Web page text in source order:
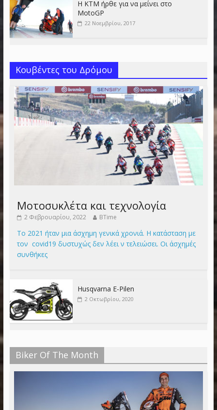
Η KTM ήρθε για να μείνει στο
MotoGP
22 Νοεμβρίου, 2017
Κουβέντες του Δρόμου
Μοτοσυκλέτα και τεχνολογία
2 Φεβρουαρίου, 2022 BTime
Το 2021 ήταν μια άσχημη γενικά χρονιά. Η κατάσταση με
τον covid19 δυστυχώς δεν λέει ν τελειώσει. Οι άσχημές
συνθήκες
Husqvarna E-Pilen
2 Οκτωβρίου, 2020
Biker Of The Month